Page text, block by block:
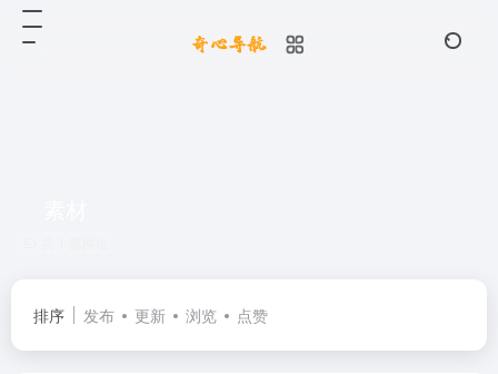
排序 发布 更新 浏览 点赞